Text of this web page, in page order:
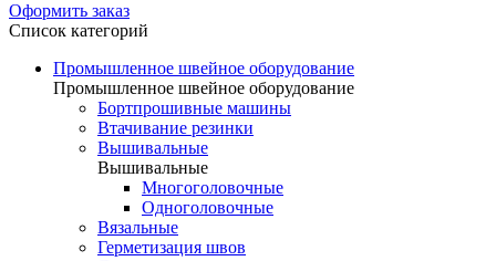
Оформить заказ
Список категорий
Промышленное швейное оборудование
Промышленное швейное оборудование
Бортпрошивные машины
Втачивание резинки
Вышивальные
Вышивальные
Многоголовочные
Одноголовочные
Вязальные
Герметизация швов